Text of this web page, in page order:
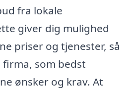
fra lokale
giver dig mulighed
priser og tjenester, så
som bedst
ønsker og krav. At